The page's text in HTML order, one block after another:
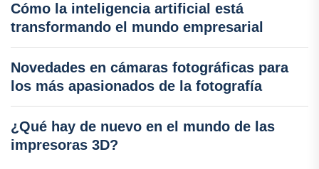
Cómo la inteligencia artificial está
transformando el mundo empresarial
Novedades en cámaras fotográficas para
los más apasionados de la fotografía
¿Qué hay de nuevo en el mundo de las
impresoras 3D?